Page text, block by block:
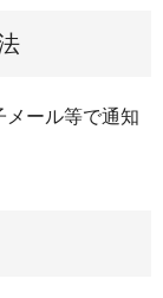
メール等で通知